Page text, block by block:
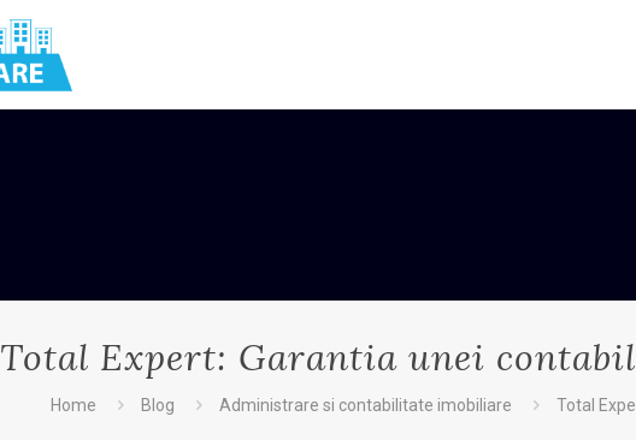
Total Expert: Garantia unei
Home Blog Administrare si contabilitate imobiliare Total